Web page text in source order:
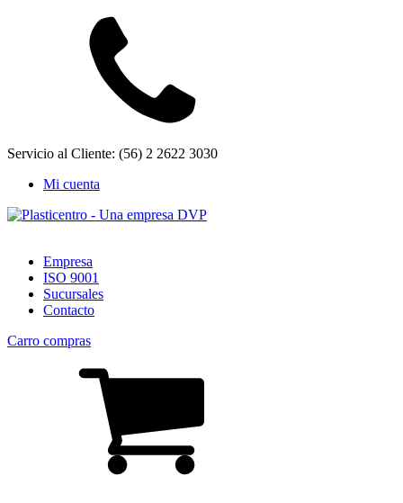
Servicio al Cliente: (56) 2 2622 3030
Mi cuenta
Empresa
ISO 9001
Sucursales
Contacto
Carro compras